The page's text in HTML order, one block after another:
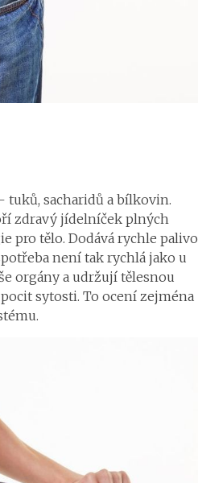
sacharidů a bílkovin.
zdravý jídelníček plných
pro tělo. Dodává rychle palivo
není tak rychlá jako u
orgány a udržují tělesnou
sytosti. To ocení zejména